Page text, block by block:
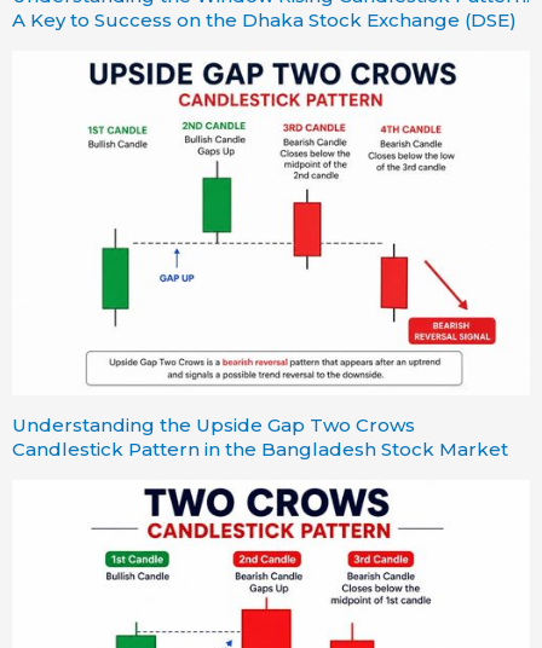
A Key to Success on the Dhaka Stock Exchange (DSE)
Understanding the Upside Gap Two Crows
Candlestick Pattern in the Bangladesh Stock Market